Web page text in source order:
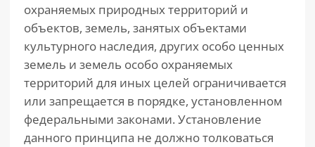
охраняемых природных территорий и
объектов, земель, занятых объектами
культурного наследия, других особо ценных
земель и земель особо охраняемых
территорий для иных целей ограничивается
или запрещается в порядке, установленном
федеральными законами. Установление
данного принципа не должно толковаться